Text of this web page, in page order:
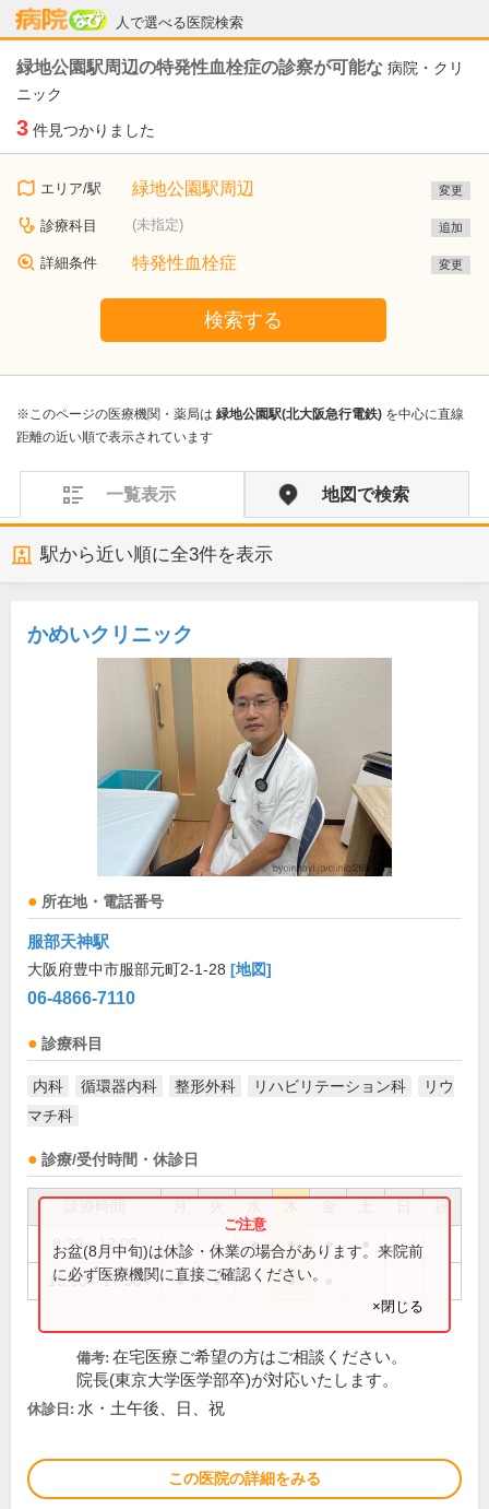
人で選べる医院検索
病院なび
緑地公園駅周辺の特発性血栓症の診察が可能な 病院・クリ
ニック
3 件見つかりました
エリア/駅 緑地公園駅周辺 変更
診療科目 (未指定) 追加
詳細条件 特発性血栓症 変更
検索する
※このページの医療機関・薬局は 緑地公園駅(北大阪急行電鉄) を中心に直線
距離の近い順で表示されています
一覧表示 地図で検索
駅から近い順に全3件を表示
かめいクリニック
所在地・電話番号
服部天神駅
大阪府豊中市服部元町2-1-28 [地図]
06-4866-7110
診療科目
内科 循環器内科 整形外科 リハビリテーション科
リウ
マチ科
診療/受付時間・休診日
祝
8:30～12:00 ● ● ● ● ●
15:00～17:30 ● ● ●
お盆(8月中旬)は休診・休業の場合があります。来院前
に必ず医療機関に直接ご確認ください。
×閉じる
備考: 在宅医療ご希望の方はご相談ください。
院長(東京大学医学部卒)が対応いたします。
休診日: 水・土午後、日、祝
この医院の詳細をみる